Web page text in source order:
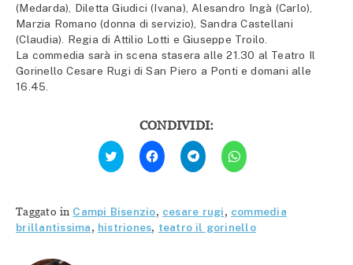
(Medarda), Diletta Giudici (Ivana), Alesandro Ingà (Carlo),
Marzia Romano (donna di servizio), Sandra Castellani
(Claudia). Regia di Attilio Lotti e Giuseppe Troilo.
La commedia sarà in scena stasera alle 21.30 al Teatro Il
Gorinello Cesare Rugi di San Piero a Ponti e domani alle
16.45.
CONDIVIDI:
Fai
clic
qui
Twitter
(Si
apre
in
Fai
clic
per
condividere
(Si
apre
in
una
Fai
clic
per
condividere
(Si
apre
in
una
Fai
clic
per
(Si
apre
in
una
Taggato in Campi Bisenzio, cesare rugi, commedia
brillantissima, histriones, teatro il gorinello